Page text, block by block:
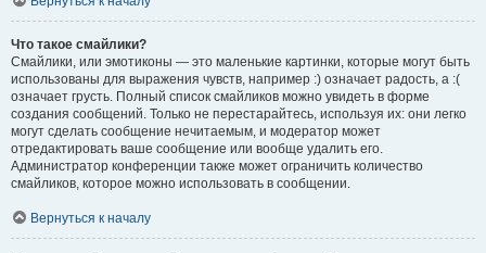
Что такое смайлики?
Смайлики, или эмотиконы — это маленькие картинки, которые могут быть
использованы для выражения чувств, например :) означает радость, а :(
означает грусть. Полный список смайликов можно увидеть в форме
создания сообщений. Только не перестарайтесь, используя их: они легко
могут сделать сообщение нечитаемым, и модератор может
отредактировать ваше сообщение или вообще удалить его.
Администратор конференции также может ограничить количество
смайликов, которое можно использовать в сообщении.
Вернуться к началу